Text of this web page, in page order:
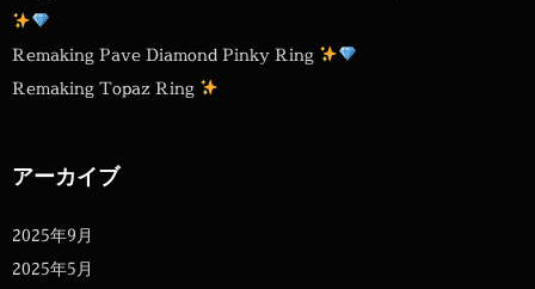
Remaking Pave Diamond Pinky Ring
Remaking Topaz Ring
アーカイブ
2025年9月
2025年5月